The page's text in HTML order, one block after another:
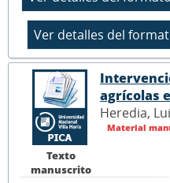
Texto
manuscrito
agrícolas
Heredia,
Material